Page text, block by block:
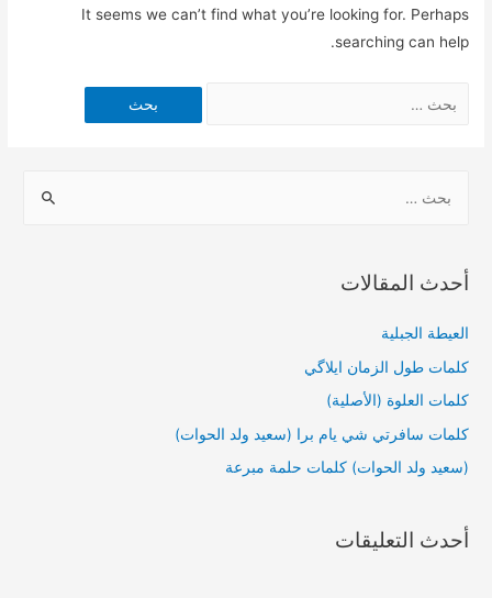
It seems we can’t find what you’re looking for. Perhaps
searching can help.
أحدث المقالات
العيطة الجبلية
كلمات طول الزمان ايلاگي
كلمات العلوة (الأصلية)
كلمات سافرتي شي يام برا (سعيد ولد الحوات)
(سعيد ولد الحوات) كلمات حلمة مبرعة
أحدث التعليقات